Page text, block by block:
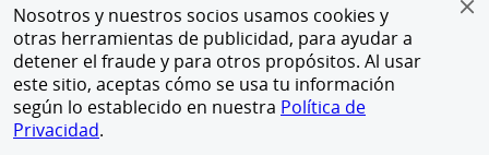
Nosotros y nuestros socios usamos cookies y
otras herramientas de publicidad, para ayudar a
detener el fraude y para otros propósitos. Al usar
este sitio, aceptas cómo se usa tu información
según lo establecido en nuestra Política de
Privacidad.